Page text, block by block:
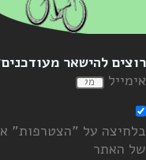
להישאר
על "הצטרפות"
האתר